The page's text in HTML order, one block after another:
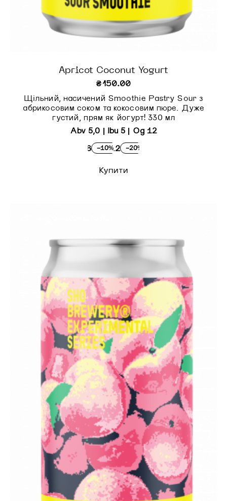
Apricot Coconut Yogurt
₴150.00
Щільний, насичений Smoothie Pastry Sour з
абрикосовим соком та кокосовим пюре. Дуже
густий, прям як йогурт! 330 мл
Abv 5,0 | Ibu 5 | Og 12
×6 -10%
×12 -20%
Купити